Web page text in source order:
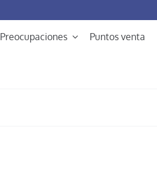
Preocupaciones Puntos venta